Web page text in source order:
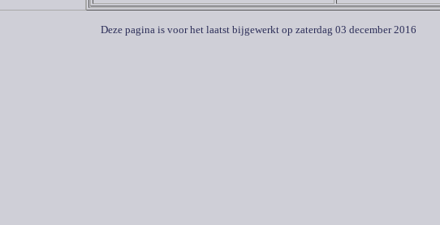
Deze pagina is voor het laatst bijgewerkt op zaterdag 03 december 2016